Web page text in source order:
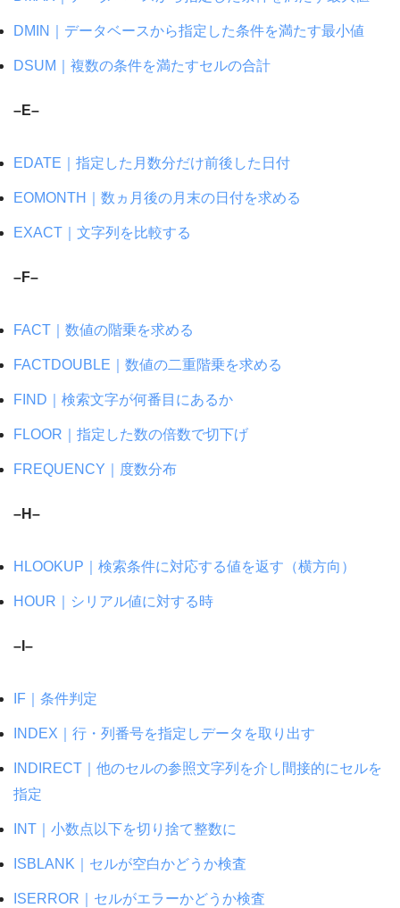
DMIN｜データベースから指定した条件を満たす最小値
DSUM｜複数の条件を満たすセルの合計
–E–
EDATE｜指定した月数分だけ前後した日付
EOMONTH｜数ヵ月後の月末の日付を求める
EXACT｜文字列を比較する
–F–
FACT｜数値の階乗を求める
FACTDOUBLE｜数値の二重階乗を求める
FIND｜検索文字が何番目にあるか
FLOOR｜指定した数の倍数で切下げ
FREQUENCY｜度数分布
–H–
HLOOKUP｜検索条件に対応する値を返す（横方向）
HOUR｜シリアル値に対する時
–I–
IF｜条件判定
INDEX｜行・列番号を指定しデータを取り出す
INDIRECT｜他のセルの参照文字列を介し間接的にセルを
指定
INT｜小数点以下を切り捨て整数に
ISBLANK｜セルが空白かどうか検査
ISERROR｜セルがエラーかどうか検査